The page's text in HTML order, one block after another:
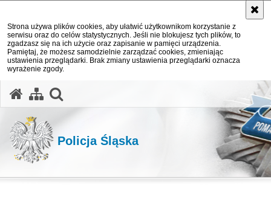
Strona używa plików cookies, aby ułatwić użytkownikom korzystanie z
serwisu oraz do celów statystycznych. Jeśli nie blokujesz tych plików, to
zgadzasz się na ich użycie oraz zapisanie w pamięci urządzenia.
Pamiętaj, że możesz samodzielnie zarządzać cookies, zmieniając
ustawienia przeglądarki. Brak zmiany ustawienia przeglądarki oznacza
wyrażenie zgody.
Policja Śląska